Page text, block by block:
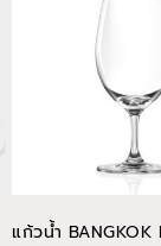
แก้วน้ำ BANGKOK